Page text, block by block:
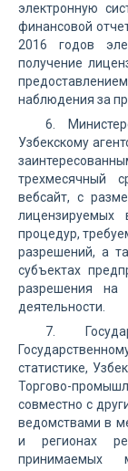
электронную
финансовой
2016 годов
получение
наблюдения за
6.
Узбекскому
трехмесячный
вебсайт, с
лицензируемых
процедур,
разрешений, а
субъектах
разрешения на
деятельности.
7.
статистике,
Торгово-
совместно с
ведомствами в
и регионах
принимаемых